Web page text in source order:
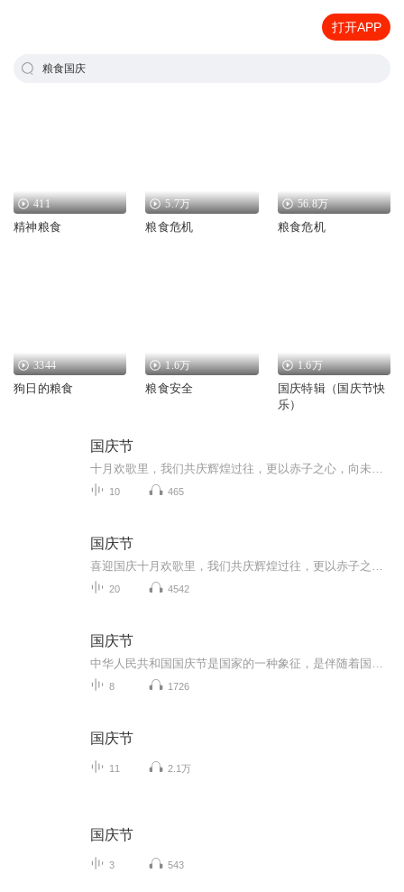
打开APP
粮食国庆
411
精神粮食
5.7万
粮食危机
56.8万
粮食危机
3344
狗日的粮食
1.6万
粮食安全
1.6万
国庆特辑（国庆节快
乐）
国庆节
10 465
国庆节
20 4542
国庆节
8 1726
国庆节
11 2.1万
国庆节
3 543